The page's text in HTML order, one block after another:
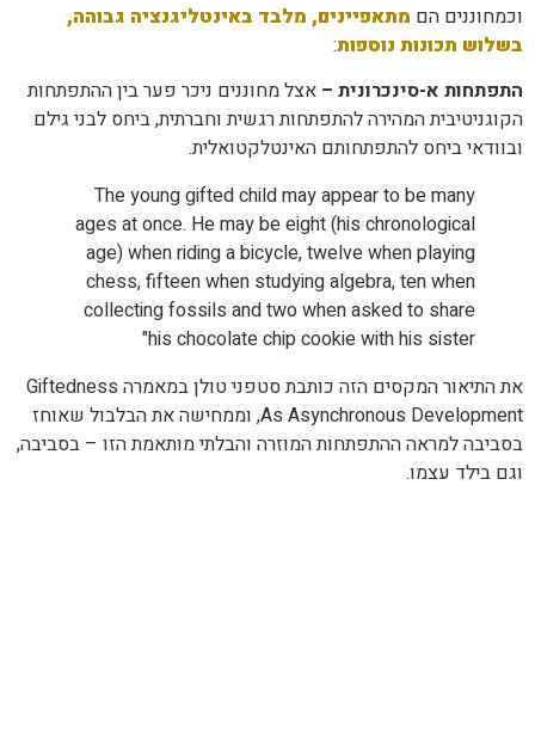
וכמחוננים הם מתאפיינים, מלבד באינטליגנציה גבוהה,
בשלוש תכונות נוספות:
התפתחות א-סינכרונית – אצל מחוננים ניכר פער בין ההתפתחות
הקוגניטיבית המהירה להתפתחות רגשית וחברתית, ביחס לבני גילם
ובוודאי ביחס להתפתחותם האינטלקטואלית.
The young gifted child may appear to be many
ages at once. He may be eight (his chronological
age) when riding a bicycle, twelve when playing
chess, fifteen when studying algebra, ten when
collecting fossils and two when asked to share
his chocolate chip cookie with his sister"
את התיאור המקסים הזה כותבת סטפני טולן במאמרה Giftedness
As Asynchronous Development, וממחישה את הבלבול שאוחז
בסביבה למראה ההתפתחות המוזרה והבלתי מותאמת הזו – בסביבה,
וגם בילד עצמו.